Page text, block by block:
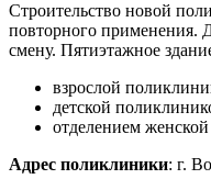
Строительство новой
повторного применения.
смену. Пятиэтажное
взрослой
детской
отделением женской
Адрес поликлиники: г.